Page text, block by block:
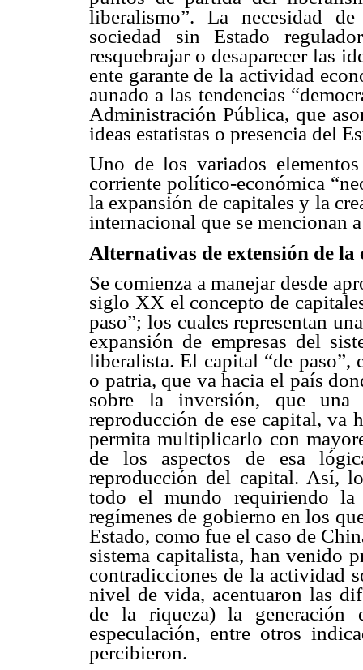
liberalismo”. La necesidad
sociedad sin Estado
resquebrajar o desaparecer las
ente garante de la actividad
aunado a las tendencias
Administración Pública, que
ideas estatistas o presencia del
Uno de los variados
corriente político-económica
la expansión de capitales y la
internacional que se mencionan
Alternativas de extensión de
Se comienza a manejar desde
siglo XX el concepto de
paso”; los cuales representan
expansión de empresas del
liberalista. El capital “de paso”,
o patria, que va hacia el país
sobre la inversión, que
reproducción de ese capital, va
permita multiplicarlo con
de los aspectos de esa
reproducción del capital. Así,
todo el mundo requiriendo la
regímenes de gobierno en los
Estado, como fue el caso de
sistema capitalista, han venido
contradicciones de la actividad
nivel de vida, acentuaron las
de la riqueza) la generación
especulación, entre otros
percibieron.